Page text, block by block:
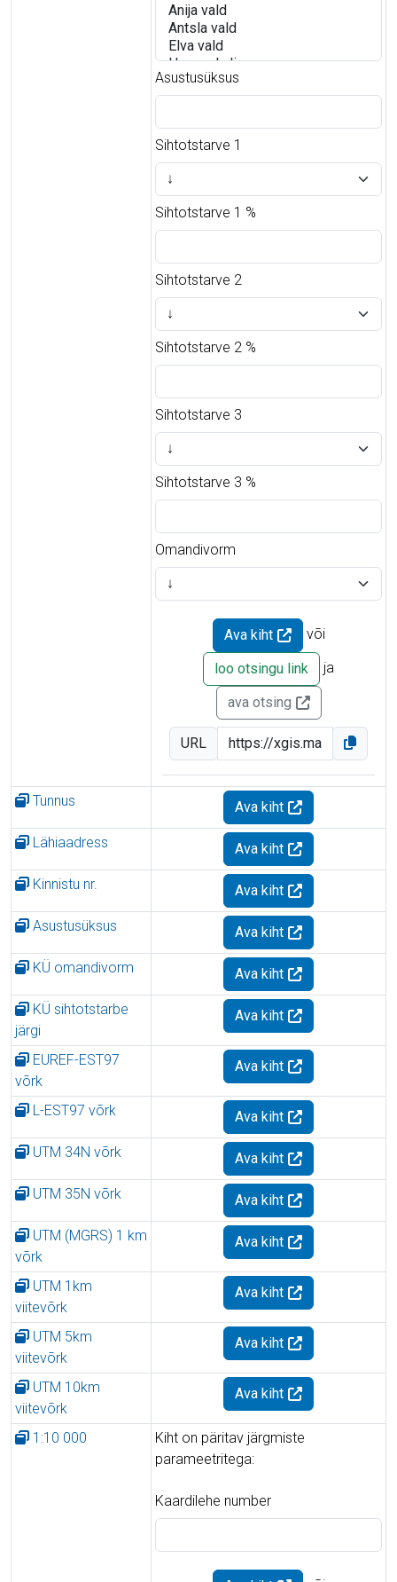
Asustusüksus
Sihtotstarve 1
Sihtotstarve 1 %
Sihtotstarve 2
Sihtotstarve 2 %
Sihtotstarve 3
Sihtotstarve 3 %
Omandivorm
Ava kiht või
loo otsingu link ja
ava otsing
URL
Tunnus Ava kiht
Lähiaadress Ava kiht
Kinnistu nr. Ava kiht
Asustusüksus Ava kiht
KÜ omandivorm Ava kiht
KÜ sihtotstarbe
järgi
Ava kiht
EUREF-EST97
võrk
Ava kiht
L-EST97 võrk Ava kiht
UTM 34N võrk Ava kiht
UTM 35N võrk Ava kiht
UTM (MGRS) 1 km
võrk
Ava kiht
UTM 1km
viitevõrk
Ava kiht
UTM 5km
viitevõrk
Ava kiht
UTM 10km
viitevõrk
Ava kiht
1:10 000
Kiht on päritav järgmiste
parameetritega:
Kaardilehe number